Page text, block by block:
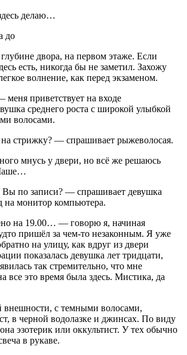
делаю…
до
двора, на первом этаже. Если
есть, никогда бы не заметил. Захожу
волнение, как перед экзаменом.
приветствует на входе
среднего роста с широкой улыбкой
волосами.
стрижку? — спрашивает рыжеволосая.
мнусь у двери, но всё же решаюсь
по записи? — спрашивает девушка
на монитор компьютера.
на 19.00… — говорю я, начиная
пришёл за чем-то незаконным. Я уже
на улицу, как вдруг из двери
показалась девушка лет тридцати,
так стремительно, что мне
все это время была здесь. Мистика, да
внешности, с темными волосами,
в черной водолазке и джинсах. По виду
эзотерик или оккультист. У тех обычно
в рукаве.